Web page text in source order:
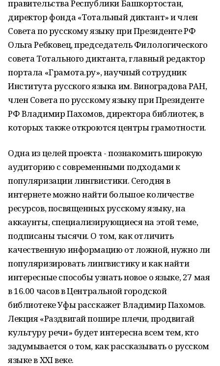
правительства Республики Башкортостан,
директор фонда «Тотальный диктант» и член
Совета по русскому языку при Президенте РФ
Ольга Ребковец, председатель Филологического
совета Тотального диктанта, главный редактор
портала «Грамота.ру», научный сотрудник
Института русского языка им. Виноградова РАН,
член Совета по русскому языку при Президенте
РФ Владимир Пахомов, директора библиотек, в
которых также откроются центры грамотности.
Одна из целей проекта - познакомить широкую
аудиторию с современными подходами к
популяризации лингвистики. Сегодня в
интернете можно найти большое количестве
ресурсов, посвященных русскому языку, на
аккаунты, специализирующиеся на этой теме,
подписаны тысячи. О том, как отличить
качественную информацию от ложной, нужно ли
популяризировать лингвистику и как найти
интересные способы узнать новое о языке, 27 мая
в 16.00 часов в Центральной городской
библиотеке Уфы расскажет Владимир Пахомов.
Лекция «Раздвигай пошире плечи, продвигай
культуру речи» будет интересна всем тем, кто
задумывается о том, как рассказывать о русском
языке в XXI веке.